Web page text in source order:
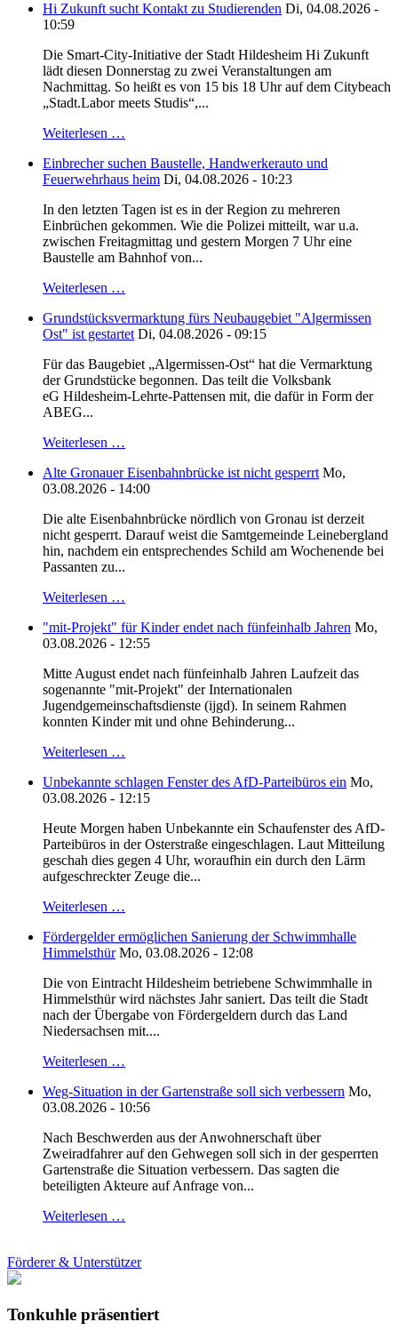
Hi Zukunft sucht Kontakt zu Studierenden Di, 04.08.2026 -
10:59
Die Smart-City-Initiative der Stadt Hildesheim Hi Zukunft
lädt diesen Donnerstag zu zwei Veranstaltungen am
Nachmittag. So heißt es von 15 bis 18 Uhr auf dem Citybeach
„Stadt.Labor meets Studis“,...
Weiterlesen …
Einbrecher suchen Baustelle, Handwerkerauto und
Feuerwehrhaus heim Di, 04.08.2026 - 10:23
In den letzten Tagen ist es in der Region zu mehreren
Einbrüchen gekommen. Wie die Polizei mitteilt, war u.a.
zwischen Freitagmittag und gestern Morgen 7 Uhr eine
Baustelle am Bahnhof von...
Weiterlesen …
Grundstücksvermarktung fürs Neubaugebiet "Algermissen
Ost" ist gestartet Di, 04.08.2026 - 09:15
Für das Baugebiet „Algermissen-Ost“ hat die Vermarktung
der Grundstücke begonnen. Das teilt die Volksbank
eG Hildesheim-Lehrte-Pattensen mit, die dafür in Form der
ABEG...
Weiterlesen …
Alte Gronauer Eisenbahnbrücke ist nicht gesperrt Mo,
03.08.2026 - 14:00
Die alte Eisenbahnbrücke nördlich von Gronau ist derzeit
nicht gesperrt. Darauf weist die Samtgemeinde Leinebergland
hin, nachdem ein entsprechendes Schild am Wochenende bei
Passanten zu...
Weiterlesen …
"mit-Projekt" für Kinder endet nach fünfeinhalb Jahren Mo,
03.08.2026 - 12:55
Mitte August endet nach fünfeinhalb Jahren Laufzeit das
sogenannte "mit-Projekt" der Internationalen
Jugendgemeinschaftsdienste (ijgd). In seinem Rahmen
konnten Kinder mit und ohne Behinderung...
Weiterlesen …
Unbekannte schlagen Fenster des AfD-Parteibüros ein Mo,
03.08.2026 - 12:15
Heute Morgen haben Unbekannte ein Schaufenster des AfD-
Parteibüros in der Osterstraße eingeschlagen. Laut Mitteilung
geschah dies gegen 4 Uhr, woraufhin ein durch den Lärm
aufgeschreckter Zeuge die...
Weiterlesen …
Fördergelder ermöglichen Sanierung der Schwimmhalle
Himmelsthür Mo, 03.08.2026 - 12:08
Die von Eintracht Hildesheim betriebene Schwimmhalle in
Himmelsthür wird nächstes Jahr saniert. Das teilt die Stadt
nach der Übergabe von Fördergeldern durch das Land
Niedersachsen mit....
Weiterlesen …
Weg-Situation in der Gartenstraße soll sich verbessern Mo,
03.08.2026 - 10:56
Nach Beschwerden aus der Anwohnerschaft über
Zweiradfahrer auf den Gehwegen soll sich in der gesperrten
Gartenstraße die Situation verbessern. Das sagten die
beteiligten Akteure auf Anfrage von...
Weiterlesen …
Förderer & Unterstützer
Tonkuhle präsentiert